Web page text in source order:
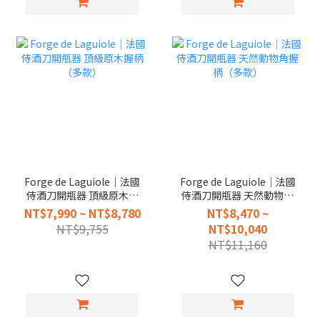
Forge de Laguiole｜法國
侍酒刀開瓶器 頂級原木握
柄（多款）
NT$7,990 ~ NT$8,780
NT$9,755
Forge de Laguiole｜法國
侍酒刀開瓶器 天然動物角
握柄（多款）
NT$8,470 ~
NT$10,040
NT$11,160